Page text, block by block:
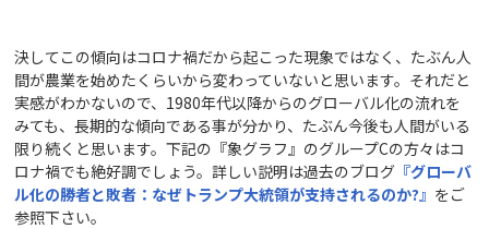
決してこの傾向はコロナ禍だから起こった現象ではなく、たぶん人
間が農業を始めたくらいから変わっていないと思います。それだと
実感がわかないので、1980年代以降からのグローバル化の流れを
みても、長期的な傾向である事が分かり、たぶん今後も人間がいる
限り続くと思います。下記の『象グラフ』のグループCの方々はコ
ロナ禍でも絶好調でしょう。詳しい説明は過去のブログ 『グローバ
ル化の勝者と敗者：なぜトランプ大統領が支持されるのか? 』 をご
参照下さい。